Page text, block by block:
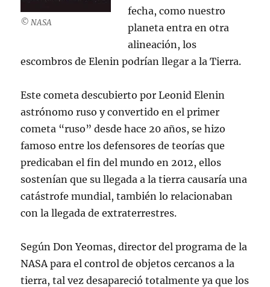
© NASA
fecha, como nuestro
planeta entra en otra
alineación, los
escombros de Elenin podrían llegar a la Tierra.
Este cometa descubierto por Leonid Elenin
astrónomo ruso y convertido en el primer
cometa “ruso” desde hace 20 años, se hizo
famoso entre los defensores de teorías que
predicaban el fin del mundo en 2012, ellos
sostenían que su llegada a la tierra causaría una
catástrofe mundial, también lo relacionaban
con la llegada de extraterrestres.
Según Don Yeomas, director del programa de la
NASA para el control de objetos cercanos a la
tierra, tal vez desapareció totalmente ya que los